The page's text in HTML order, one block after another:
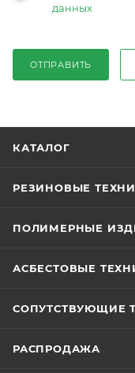
данных
ОТПРАВИТЬ
КАТАЛОГ
РЕЗИНОВЫЕ
ПОЛИМЕРНЫЕ
АСБЕСТОВЫЕ
СОПУТСТВУЮЩИЕ
РАСПРОДАЖА